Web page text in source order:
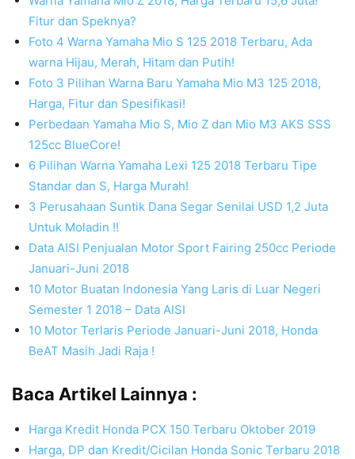
Fitur dan Speknya?
Foto 4 Warna Yamaha Mio S 125 2018 Terbaru, Ada
warna Hijau, Merah, Hitam dan Putih!
Foto 3 Pilihan Warna Baru Yamaha Mio M3 125 2018,
Harga, Fitur dan Spesifikasi!
Perbedaan Yamaha Mio S, Mio Z dan Mio M3 AKS SSS
125cc BlueCore!
6 Pilihan Warna Yamaha Lexi 125 2018 Terbaru Tipe
Standar dan S, Harga Murah!
3 Perusahaan Suntik Dana Segar Senilai USD 1,2 Juta
Untuk Moladin !!
Data AISI Penjualan Motor Sport Fairing 250cc Periode
Januari-Juni 2018
10 Motor Buatan Indonesia Yang Laris di Luar Negeri
Semester 1 2018 – Data AISI
10 Motor Terlaris Periode Januari-Juni 2018, Honda
BeAT Masih Jadi Raja !
Baca Artikel Lainnya :
Harga Kredit Honda PCX 150 Terbaru Oktober 2019
Harga, DP dan Kredit/Cicilan Honda Sonic Terbaru 2018